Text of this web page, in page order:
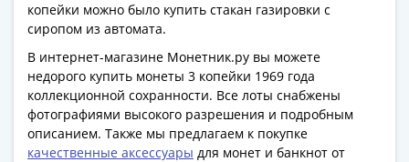
коллекции
копейки можно было купить стакан газировки с
сиропом из автомата.
В интернет-магазине Монетник.ру вы можете
недорого купить монеты 3 копейки 1969 года
коллекционной сохранности. Все лоты снабжены
фотографиями высокого разрешения и подробным
описанием. Также мы предлагаем к покупке
качественные аксессуары для монет и банкнот от